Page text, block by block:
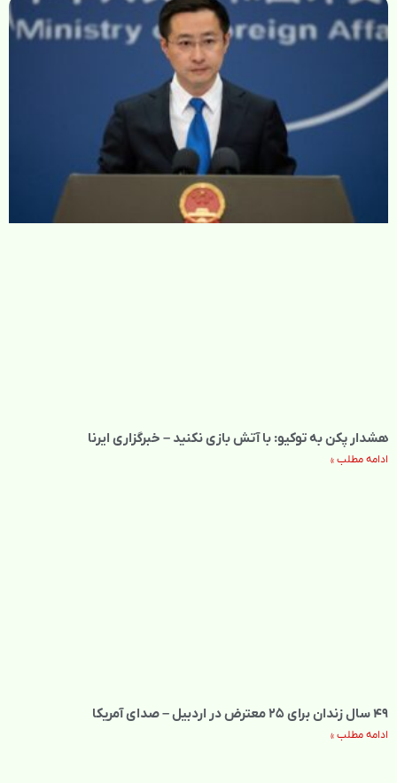
هشدار پکن به توکیو: با آتش بازی نکنید – خبرگزاری ایرنا
ادامه مطلب »
۴۹ سال زندان برای ۲۵ معترض در اردبیل – صدای آمریکا
ادامه مطلب »